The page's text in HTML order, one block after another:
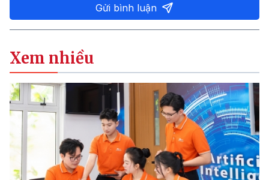
Gửi bình luận
Xem nhiều